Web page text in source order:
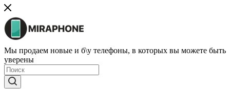
Мы продаем новые и б\у телефоны, в которых вы можете быть
уверены